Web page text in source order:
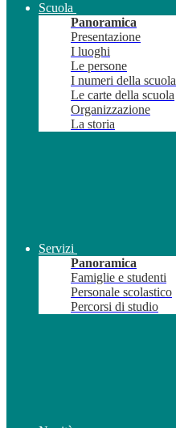
Scuola
Panoramica
Presentazione
I luoghi
Le persone
I numeri della scuola
Le carte della scuola
Organizzazione
La storia
Servizi
Panoramica
Famiglie e studenti
Personale scolastico
Percorsi di studio